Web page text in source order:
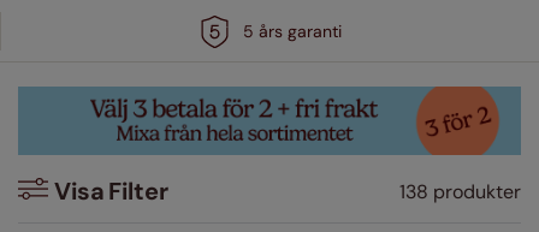
5 års garanti
VisaFilter 138 produkter